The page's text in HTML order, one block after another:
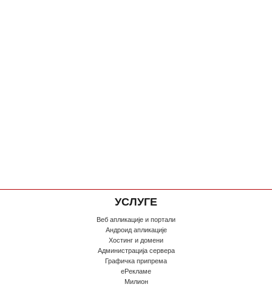
УСЛУГЕ
Веб апликације и портали
Андроид апликације
Хостинг и домени
Администрација сервера
Графичка припрема
еРекламе
Милион